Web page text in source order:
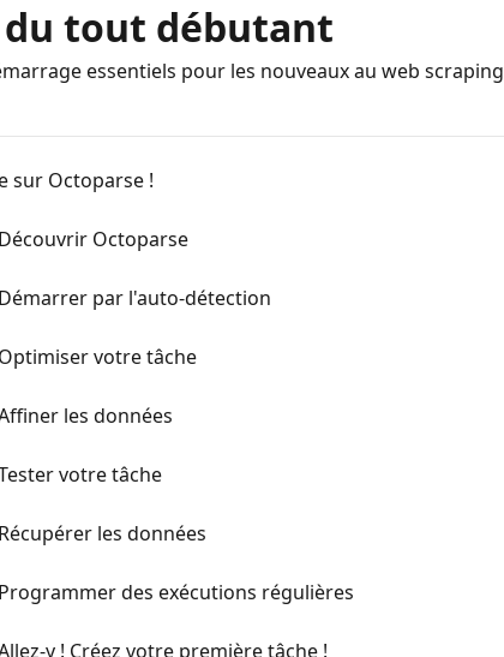
du tout débutant
essentiels pour les nouveaux au web scraping
sur Octoparse !
Octoparse
par l'auto-détection
votre tâche
les données
votre tâche
les données
des exécutions régulières
y ! Créez votre première tâche !